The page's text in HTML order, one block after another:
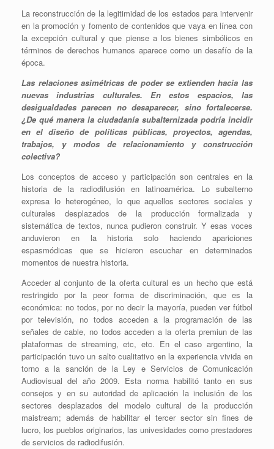
La reconstrucción de la legitimidad de los estados para intervenir
en la promoción y fomento de contenidos que vaya en línea con
la excepción cultural y que piense a los bienes simbólicos en
términos de derechos humanos aparece como un desafío de la
época.
Las relaciones asimétricas de poder se extienden hacia las
nuevas industrias culturales. En estos espacios, las
desigualdades parecen no desaparecer, sino fortalecerse.
¿De qué manera la ciudadanía subalternizada podría incidir
en el diseño de políticas públicas, proyectos, agendas,
trabajos, y modos de relacionamiento y construcción
colectiva?
Los conceptos de acceso y participación son centrales en la
historia de la radiodifusión en latinoamérica. Lo subalterno
expresa lo heterogéneo, lo que aquellos sectores sociales y
culturales desplazados de la producción formalizada y
sistemática de textos, nunca pudieron construir. Y esas voces
anduvieron en la historia solo haciendo apariciones
espasmódicas que se hicieron escuchar en determinados
momentos de nuestra historia.
Acceder al conjunto de la oferta cultural es un hecho que está
restringido por la peor forma de discriminación, que es la
económica: no todos, por no decir la mayoría, pueden ver fútbol
por televisión, no todos acceden a la programación de las
señales de cable, no todos acceden a la oferta premiun de las
plataformas de streaming, etc, etc. En el caso argentino, la
participación tuvo un salto cualitativo en la experiencia vivida en
torno a la sanción de la Ley e Servicios de Comunicación
Audiovisual del año 2009. Esta norma habilitó tanto en sus
consejos y en su autoridad de aplicación la inclusión de los
sectores desplazados del modelo cultural de la producción
maistream; además de habilitar el tercer sector sin fines de
lucro, los pueblos originarios, las univesidades como prestadores
de servicios de radiodifusión.